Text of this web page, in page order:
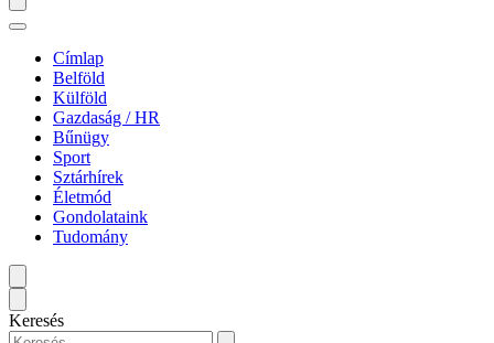
Címlap
Belföld
Külföld
Gazdaság / HR
Bűnügy
Sport
Sztárhírek
Életmód
Gondolataink
Tudomány
Keresés